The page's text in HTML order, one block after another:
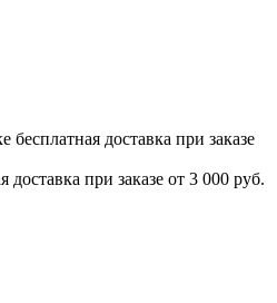
доставка при заказе
доставка при заказе от 3 000 руб.